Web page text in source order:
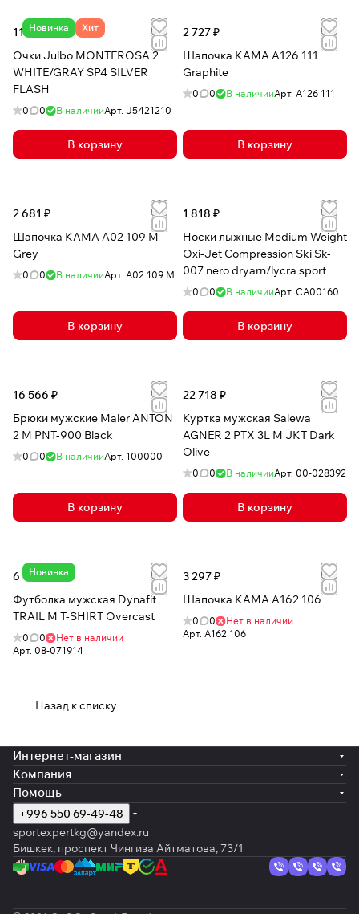
Новинка Хит
11 478 ₽
Очки Julbo MONTEROSA 2
WHITE/GRAY SP4 SILVER
FLASH
0 0 В наличииАрт. J5421210
В корзину
2 727 ₽
Шапочка КАМА A126 111
Graphite
0 0 В наличииАрт. A126 111
В корзину
2 681 ₽
Шапочка КАМА A02 109 M
Grey
0 0 В наличииАрт. A02 109 M
В корзину
1 818 ₽
Носки лыжные Medium Weight
Oxi-Jet Compression Ski Sk-
007 nero dryarn/lycra sport
0 0 В наличииАрт. CA00160
В корзину
16 566 ₽
Брюки мужские Maier ANTON
2 M PNT-900 Black
0 0 В наличииАрт. 100000
В корзину
22 718 ₽
Куртка мужская Salewa
AGNER 2 PTX 3L M JKT Dark
Olive
0 0 В наличииАрт. 00-028392
В корзину
Новинка
6 189 ₽
Футболка мужская Dynafit
TRAIL M T-SHIRT Overcast
0 0
Нет в наличии
Арт. 08-071914
3 297 ₽
Шапочка КАМА A162 106
0 0
Нет в наличии
Арт. A162 106
Назад к списку
Интернет-магазин
Компания
Помощь
+996 550 69-49-48
sportexpertkg@yandex.ru
Бишкек, проспект Чингиза Айтматова, 73/1